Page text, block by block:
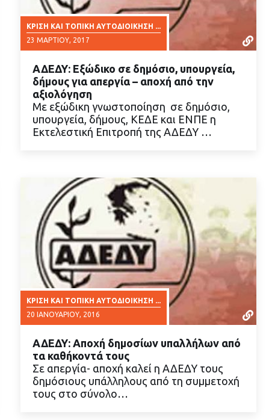
ΚΡΊΣΗ ΚΑΙ ΤΟΠΙΚΉ ΑΥΤΟΔΙΟΊΚΗΣΗ ...
23 ΜΑΡΤΊΟΥ, 2017
ΔΙΑΒΑΣΤΕ ΠΕΡΙΣΣΟΤΕΡΑ
ΑΔΕΔΥ: Εξώδικο σε δημόσιο, υπουργεία,
δήμους για απεργία – αποχή από την
αξιολόγηση
Με εξώδικη γνωστοποίηση σε δημόσιο,
υπουργεία, δήμους, ΚΕΔΕ και ΕΝΠΕ η
Εκτελεστική Επιτροπή της ΑΔΕΔΥ …
ΚΡΊΣΗ ΚΑΙ ΤΟΠΙΚΉ ΑΥΤΟΔΙΟΊΚΗΣΗ ...
20 ΙΑΝΟΥΑΡΊΟΥ, 2016
ΔΙΑΒΑΣΤΕ ΠΕΡΙΣΣΟΤΕΡΑ
ΑΔΕΔΥ: Αποχή δημοσίων υπαλλήλων από
τα καθήκοντά τους
Σε απεργία- αποχή καλεί η ΑΔΕΔΥ τους
δημόσιους υπάλληλους από τη συμμετοχή
τους στο σύνολο…